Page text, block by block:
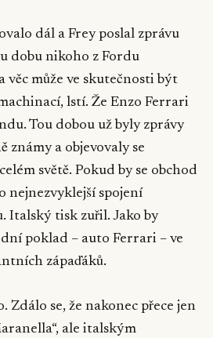
dál a Frey poslal zprávu
dobu nikoho z Fordu
věc může ve skutečnosti být
lstí. Že Enzo Ferrari
Tou dobou už byly zprávy
známy a objevovaly se
světě. Pokud by se obchod
nejnezvyklejší spojení
Italský tisk zuřil. Jako by
poklad – auto Ferrari – ve
zápaďáků.
Zdálo se, že nakonec přece jen
ale italským